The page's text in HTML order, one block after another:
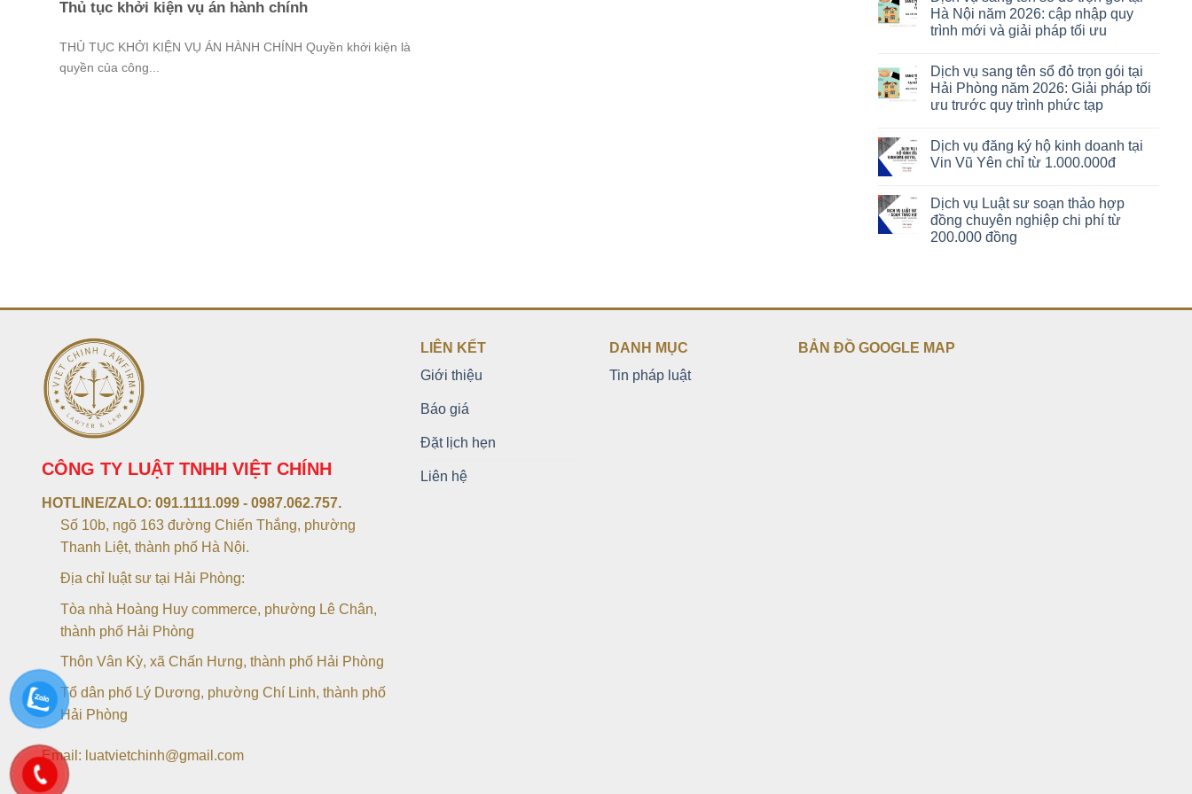
Thủ tục khởi kiện vụ án hành chính
THỦ TỤC KHỞI KIỆN VỤ ÁN HÀNH CHÍNH Quyền khởi kiện là
quyền của công...
Hà Nội năm 2026: cập nhập quy
trình mới và giải pháp tối ưu
Dịch vụ sang tên sổ đỏ trọn gói tại
Hải Phòng năm 2026: Giải pháp tối
ưu trước quy trình phức tạp
Dịch vụ đăng ký hộ kinh doanh tại
Vin Vũ Yên chỉ từ 1.000.000đ
Dịch vụ Luật sư soạn thảo hợp
đồng chuyên nghiệp chi phí từ
200.000 đồng
CÔNG TY LUẬT TNHH VIỆT CHÍNH
HOTLINE/ZALO: 091.1111.099 - 0987.062.757.
Số 10b, ngõ 163 đường Chiến Thắng, phường
Thanh Liệt, thành phố Hà Nội.
Địa chỉ luật sư tại Hải Phòng:
Tòa nhà Hoàng Huy commerce, phường Lê Chân,
thành phố Hải Phòng
Thôn Vân Kỳ, xã Chấn Hưng, thành phố Hải Phòng
Tổ dân phố Lý Dương, phường Chí Linh, thành phố
Hải Phòng
Email: luatvietchinh@gmail.com
LIÊN KẾT
Giới thiệu
Báo giá
Đặt lịch hẹn
Liên hệ
DANH MỤC
Tin pháp luật
BẢN ĐỒ GOOGLE MAP